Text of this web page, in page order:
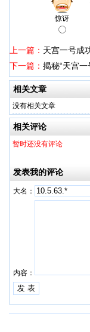
惊讶
上一篇： 天宫一号成
下一篇： 揭秘“天宫
相关文章
没有相关文章
相关评论
暂时还没有评论
发表我的评论
大名：
内容：